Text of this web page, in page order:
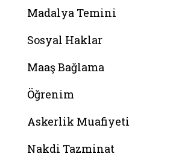
Madalya Temini
Sosyal Haklar
Maaş Bağlama
Öğrenim
Askerlik Muafiyeti
Nakdi Tazminat